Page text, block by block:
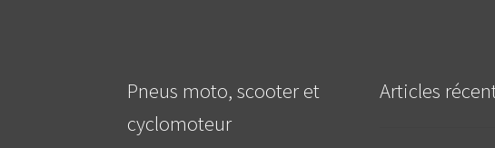
Pneus moto, scooter et
cyclomoteur
Articles